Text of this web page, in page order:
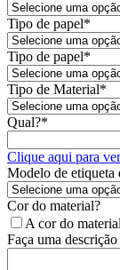
Tipo de papel*
Tipo de papel*
Tipo de Material*
Qual?*
Clique aqui para
Modelo de etiqueta
Cor do material?
A cor do
Faça uma